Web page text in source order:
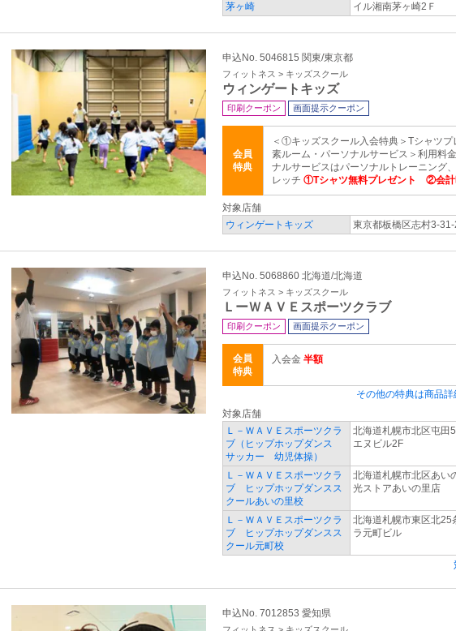
茅ヶ崎
イル湘南茅ヶ崎2Ｆ
申込No. 5046815 関東/東京都
フィットネス > キッズスクール
ウィンゲートキッズ
印刷クーポン 画面提示クーポン
会員
特典
＜①キッズスクール入会特典＞Tシャツ
素ルーム・パーソナルサービス＞利用料
ナルサービスはパーソナルトレーニング
レッチ ①Tシャツ無料プレゼント ②会計
対象店舗
ウィンゲートキッズ
東京都板橋区志村3-31-
申込No. 5068860 北海道/北海道
フィットネス > キッズスクール
ＬーＷＡＶＥスポーツクラブ
印刷クーポン 画面提示クーポン
会員
特典
入会金 半額
その他の特典は商品
対象店舗
Ｌ－ＷＡＶＥスポーツクラ
ブ（ヒップホップダンス
サッカー 幼児体操）
北海道札幌市北区屯
エヌビル2F
Ｌ－ＷＡＶＥスポーツクラ
ブ ヒップホップダンスス
クールあいの里校
北海道札幌市北区あ
光ストアあいの里店
Ｌ－ＷＡＶＥスポーツクラ
ブ ヒップホップダンスス
クール元町校
北海道札幌市東区北
ラ元町ビル
申込No. 7012853 愛知県